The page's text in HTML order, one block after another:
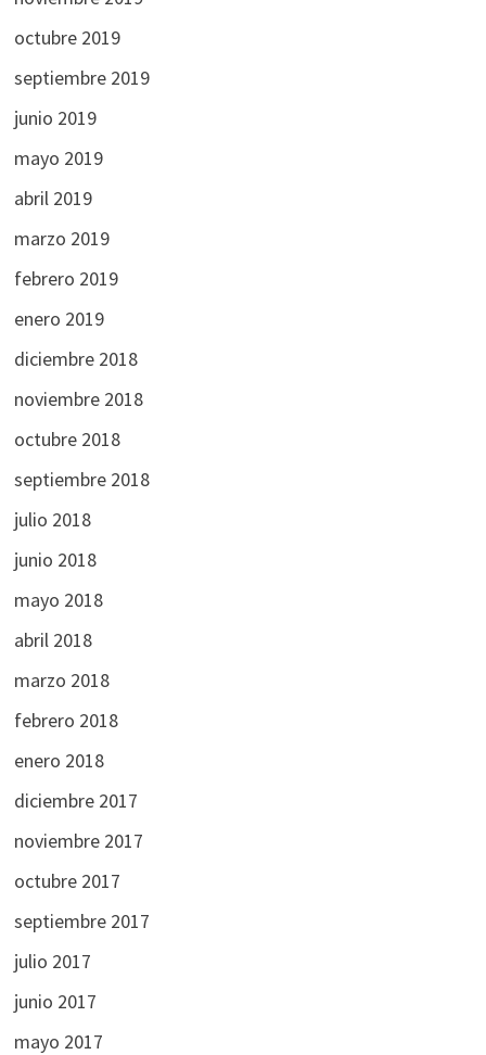
octubre 2019
septiembre 2019
junio 2019
mayo 2019
abril 2019
marzo 2019
febrero 2019
enero 2019
diciembre 2018
noviembre 2018
octubre 2018
septiembre 2018
julio 2018
junio 2018
mayo 2018
abril 2018
marzo 2018
febrero 2018
enero 2018
diciembre 2017
noviembre 2017
octubre 2017
septiembre 2017
julio 2017
junio 2017
mayo 2017